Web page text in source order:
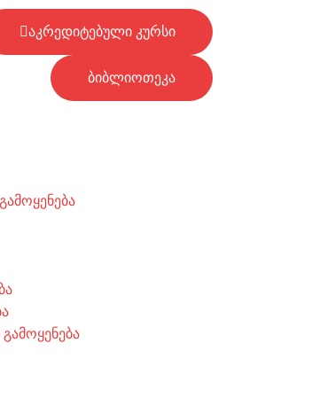
აკრედიტებული კურსი
ბიბლიოთეკა